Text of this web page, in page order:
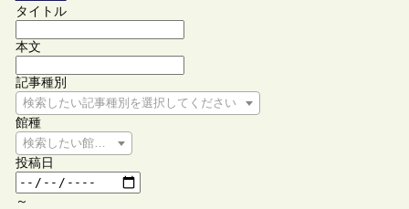
タイトル
本文
記事種別
検索したい記事種別を選択してください
館種
検索したい館種を選択してください
投稿日
～